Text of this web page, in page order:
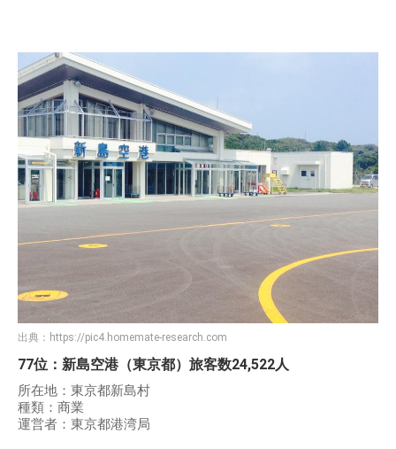
出典： https://pic4.homemate-research.com
77位：新島空港（東京都）旅客数24,522人
所在地：東京都新島村
種類：商業
運営者：東京都港湾局